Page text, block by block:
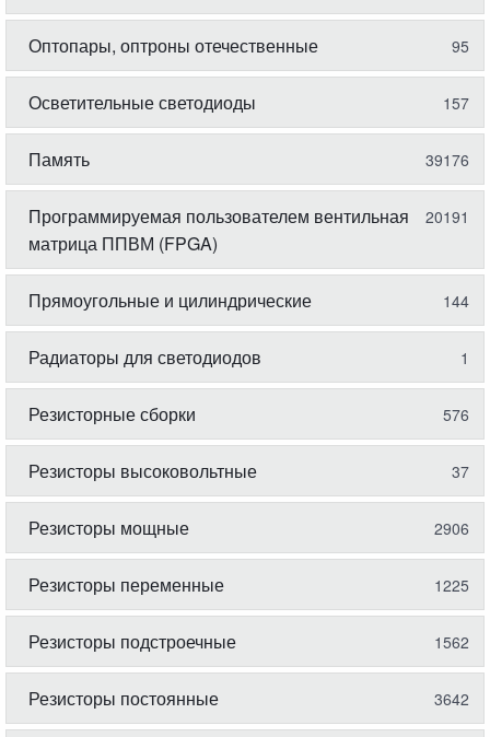
Оптопары, оптроны отечественные 95
Осветительные светодиоды 157
Память 39176
Программируемая пользователем вентильная
матрица ППВМ (FPGA)
20191
Прямоугольные и цилиндрические 144
Радиаторы для светодиодов 1
Резисторные сборки 576
Резисторы высоковольтные 37
Резисторы мощные 2906
Резисторы переменные 1225
Резисторы подстроечные 1562
Резисторы постоянные 3642